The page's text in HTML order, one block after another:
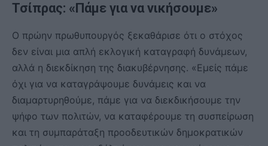
Τσίπρας: «Πάμε για να νικήσουμε»
Ο πρώην πρωθυπουργός ξεκαθάρισε ότι ο στόχος
δεν είναι μια απλή εκλογική καταγραφή δυνάμεων,
αλλά η διεκδίκηση της διακυβέρνησης. «Εμείς πάμε
όχι για να καταγράψουμε δυνάμεις και να
διαμαρτυρηθούμε, πάμε για να διεκδικήσουμε την
ψήφο των πολιτών, να καταφέρουμε τη συσπείρωση
και τη συμπαράταξη προοδευτικών δημοκρατικών